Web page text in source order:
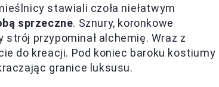
stawiali czoła niełatwym
sprzeczne. Sznury, koronkowe
przypominał alchemię. Wraz z
do kreacji. Pod koniec baroku kostiumy
granice luksusu.